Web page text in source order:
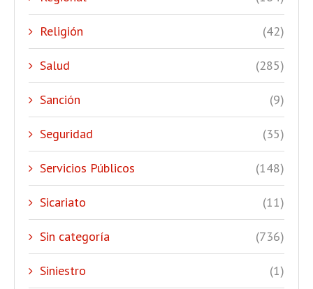
Religión (42)
Salud (285)
Sanción (9)
Seguridad (35)
Servicios Públicos (148)
Sicariato (11)
Sin categoría (736)
Siniestro (1)